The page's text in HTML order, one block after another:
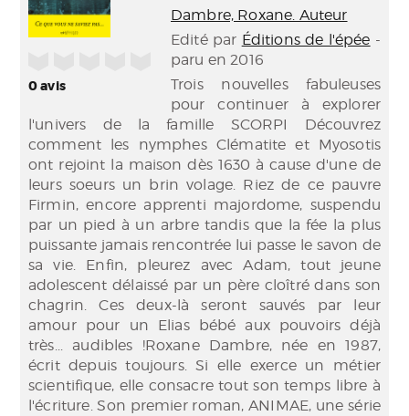
0avis
Dambre, Roxane. Auteur
Edité par Éditions de l'épée -
paru en 2016
Trois nouvelles fabuleuses
pour continuer à explorer
l'univers de la famille SCORPI Découvrez
comment les nymphes Clématite et Myosotis
ont rejoint la maison dès 1630 à cause d'une de
leurs soeurs un brin volage. Riez de ce pauvre
Firmin, encore apprenti majordome, suspendu
par un pied à un arbre tandis que la fée la plus
puissante jamais rencontrée lui passe le savon de
sa vie. Enfin, pleurez avec Adam, tout jeune
adolescent délaissé par un père cloîtré dans son
chagrin. Ces deux-là seront sauvés par leur
amour pour un Elias bébé aux pouvoirs déjà
très... audibles !Roxane Dambre, née en 1987,
écrit depuis toujours. Si elle exerce un métier
scientifique, elle consacre tout son temps libre à
l'écriture. Son premier roman, ANIMAE, une série